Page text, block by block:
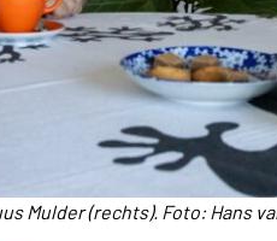
Mulder (rechts). Foto: Hans